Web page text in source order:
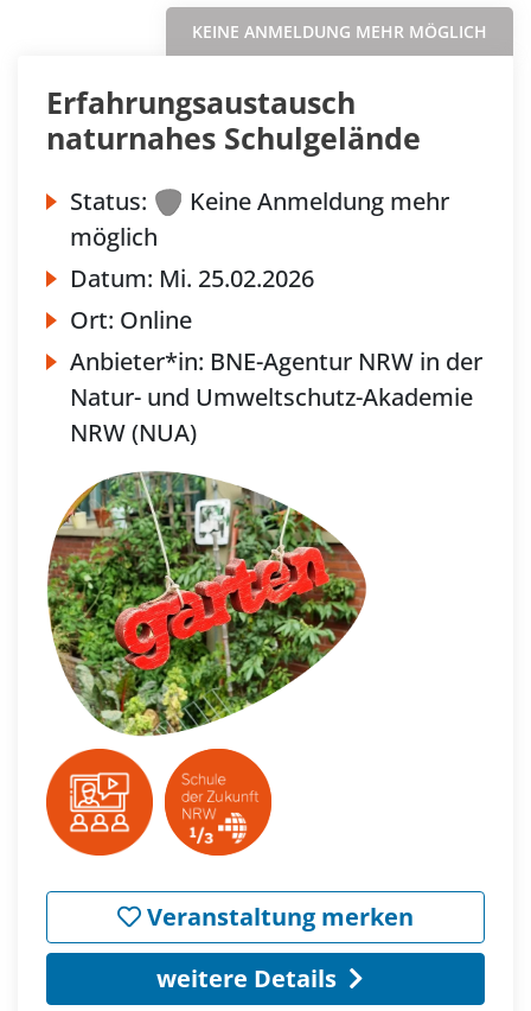
KEINE ANMELDUNG MEHR MÖGLICH
Erfahrungsaustausch
naturnahes Schulgelände
Status:
Keine Anmeldung mehr
möglich
Datum: Mi. 25.02.2026
Ort: Online
Anbieter*in: BNE-Agentur NRW in der
Natur- und Umweltschutz-Akademie
NRW (NUA)
Veranstaltung merken
weitere Details